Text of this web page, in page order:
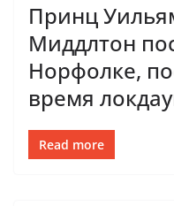
Принц
Миддлтон
Норфолке,
время
Read more